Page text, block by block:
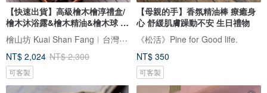
【快速出貨】高級檜木檜淳禮盒/
檜木沐浴露&檜木精油&檜木球 年
節
檜山坊 Kuai Shan Fang︱台灣檜木香氛領導品牌，療癒森林
NT$ 2,024 NT$ 2,300
可客製
【母親的手】香氛精油棒 療癒身
心 舒緩肌膚躁動不安 生日禮物
《松活》Pine for Good life.
NT$ 350
可客製